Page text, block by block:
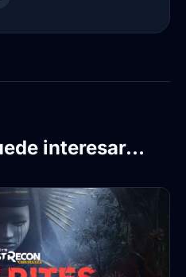
interesar...